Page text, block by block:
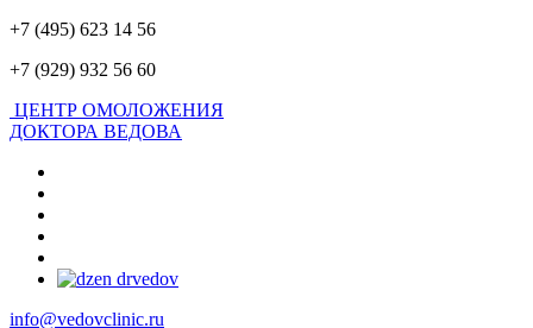
+7 (495) 623 14 56
+7 (929) 932 56 60
ЦЕНТР ОМОЛОЖЕНИЯ
ДОКТОРА ВЕДОВА
info@vedovclinic.ru